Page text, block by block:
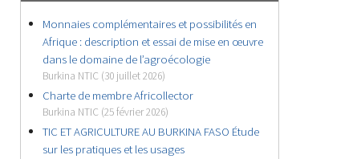
Monnaies complémentaires et possibilités en
Afrique : description et essai de mise en œuvre
dans le domaine de l’agroécologie
Burkina NTIC (30 juillet 2026)
Charte de membre Africollector
Burkina NTIC (25 février 2026)
TIC ET AGRICULTURE AU BURKINA FASO Étude
sur les pratiques et les usages